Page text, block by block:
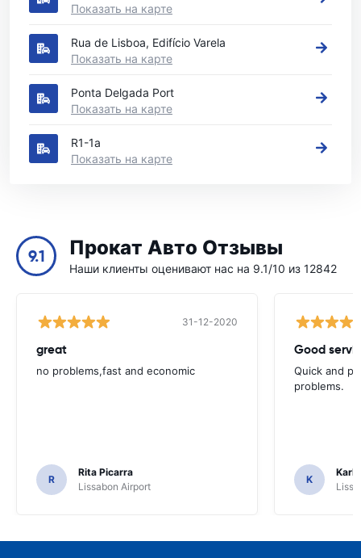
Показать на карте
Rua de Lisboa, Edifício Varela
Показать на карте
Ponta Delgada Port
Показать на карте
R1-1a
Показать на карте
9.1 Прокат Авто Отзывы
Наши клиенты оценивают нас на 9.1/10 из 12842
31-12-2020
great
no problems,fast and economic
R
Rita Picarra
Lissabon Airport
Good
Quick and
problems.
K
Karl